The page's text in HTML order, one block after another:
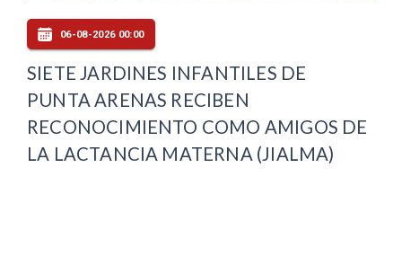
06-08-2026 00:00
SIETE JARDINES INFANTILES DE
PUNTA ARENAS RECIBEN
RECONOCIMIENTO COMO AMIGOS DE
LA LACTANCIA MATERNA (JIALMA)